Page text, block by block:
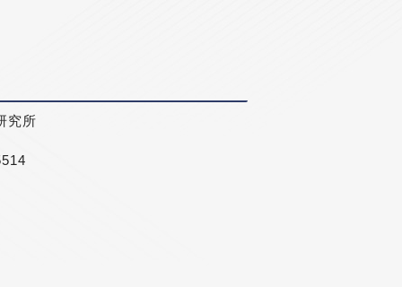
究所